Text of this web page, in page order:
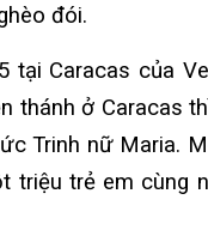
đói.
tại Caracas của
thánh ở Caracas
Trinh nữ Maria.
triệu trẻ em cùng